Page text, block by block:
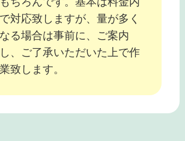
で対応致しますが、量が多く
なる場合は事前に、ご案内
し、ご了承いただいた上で作
業致します。